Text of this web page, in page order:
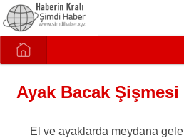
Ayak Bacak
El ve ayaklarda meydana